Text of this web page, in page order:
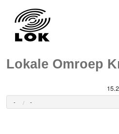
Lokale Omroep
- -